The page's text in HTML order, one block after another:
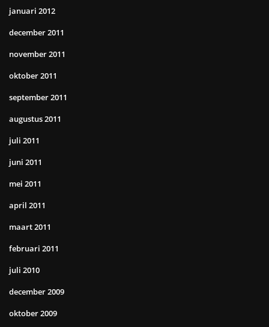
januari 2012
december 2011
november 2011
oktober 2011
september 2011
augustus 2011
juli 2011
juni 2011
mei 2011
april 2011
maart 2011
februari 2011
juli 2010
december 2009
oktober 2009